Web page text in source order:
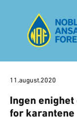
11.august.2020
Ingen
for karantene